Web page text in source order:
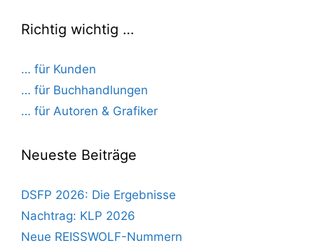
Richtig wichtig …
… für Kunden
… für Buchhandlungen
… für Autoren & Grafiker
Neueste Beiträge
DSFP 2026: Die Ergebnisse
Nachtrag: KLP 2026
Neue REISSWOLF-Nummern